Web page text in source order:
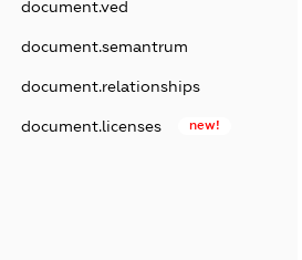
document.ved
document.semantrum
document.relationships
document.licenses new!